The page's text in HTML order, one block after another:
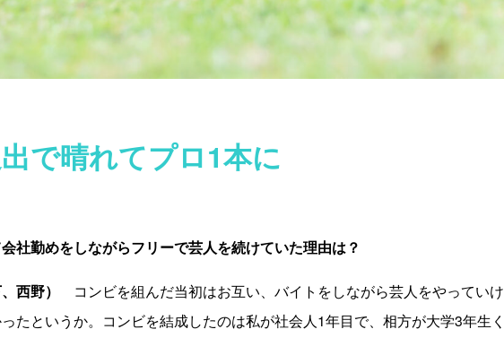
で晴れてプロ1本に
勤めをしながらフリーで芸人を続けていた理由は？
西野） コンビを組んだ当初はお互い、バイ トをしながら芸人をやっていけ
たというか。コンビを結成したのは私が社会人1年目で、相方が大学3年生 く